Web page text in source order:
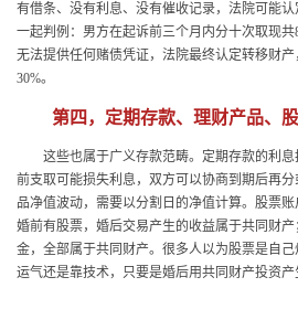
有借条、没有利息、没有催收记录，法院可能
一起判例：男方在起诉前三个月内分十次取现
无法提供任何赌债凭证，法院最终认定转移财
30%。
第四，定期存款、理财产品、股
这些也属于广义存款范畴。定期存款的利
前支取可能损失利息，双方可以协商到期后再
品净值波动，需要以分割日的净值计算。股票
婚前有股票，婚后交易产生的收益属于共同财
金，全部属于共同财产。很多人以为股票是自
运气还是靠技术，只要是婚后用共同财产投资产